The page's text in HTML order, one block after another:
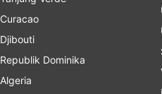
Curacao
Djibouti
Republik Dominika
Algeria